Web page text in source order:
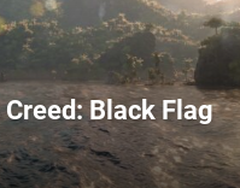
Creed: Black Flag